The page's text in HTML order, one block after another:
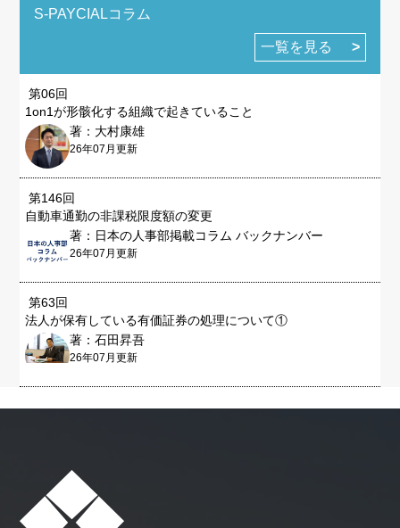
S-PAYCIALコラム
一覧を見る
第06回
1on1が形骸化する組織で起きていること
著：大村康雄
26年07月更新
第146回
自動車通勤の非課税限度額の変更
著：日本の人事部掲載コラム バックナンバー
26年07月更新
第63回
法人が保有している有価証券の処理について①
著：石田昇吾
26年07月更新